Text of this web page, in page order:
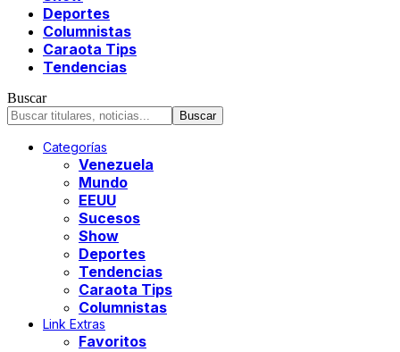
Deportes
Columnistas
Caraota Tips
Tendencias
Buscar
Categorías
Venezuela
Mundo
EEUU
Sucesos
Show
Deportes
Tendencias
Caraota Tips
Columnistas
Link Extras
Favoritos